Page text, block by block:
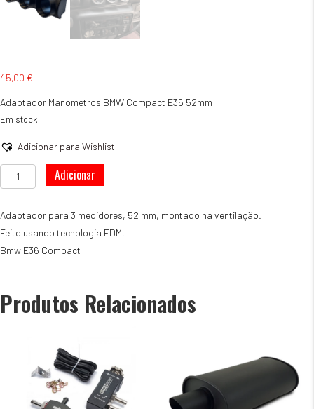
45,00 €
Adaptador Manometros BMW Compact E36 52mm
Em stock
Adicionar para Wishlist
Quantidade
de
Manometros
Compact
E36
Adicionar
Adaptador para 3 medidores, 52 mm, montado na ventilação.
Feito usando tecnologia FDM.
Bmw E36 Compact
Produtos Relacionados